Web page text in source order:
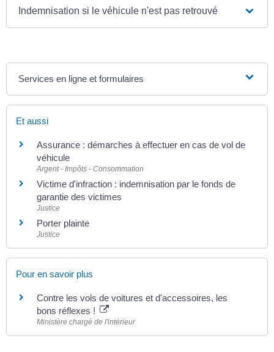
Indemnisation si le véhicule n'est pas retrouvé
Services en ligne et formulaires
Et aussi
Assurance : démarches à effectuer en cas de vol de
véhicule
Argent - Impôts - Consommation
Victime d'infraction : indemnisation par le fonds de
garantie des victimes
Justice
Porter plainte
Justice
Pour en savoir plus
Contre les vols de voitures et d'accessoires, les
bons réflexes !
Ministère chargé de l'intérieur